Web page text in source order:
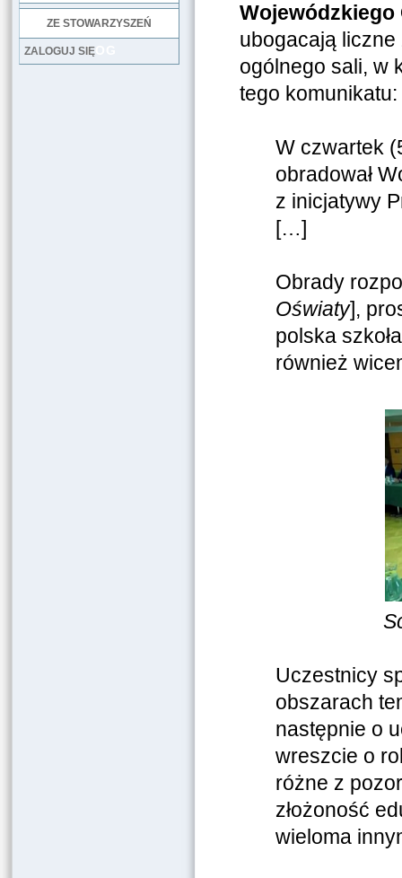
ZE STOWARZYSZEŃ
LOG
ZALOGUJ SIĘ
Wojewódzkiego
ubogacają
ogólnego sali, w
tego komunikatu:
W czwartek
obradował
z inicjatywy
[…]
Obrady
Oświaty],
polska
również
Uczestnicy
obszarach
następnie o
wreszcie o
różne z
złożoność
wieloma